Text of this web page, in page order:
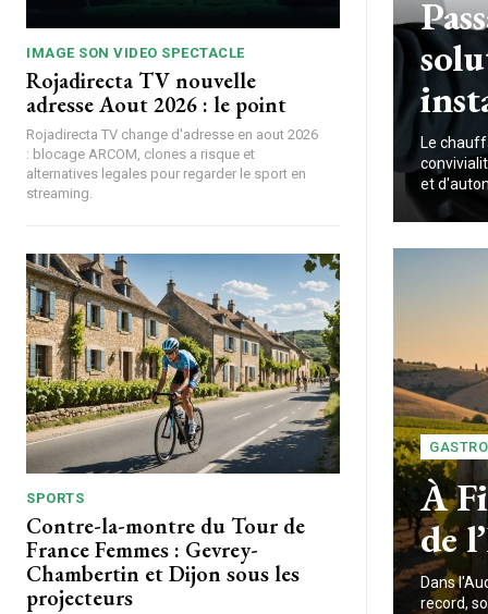
IMAGE SON VIDEO SPECTACLE
Rojadirecta TV nouvelle
adresse Aout 2026 : le point
Rojadirecta TV change d'adresse en aout 2026
: blocage ARCOM, clones a risque et
alternatives legales pour regarder le sport en
streaming.
SPORTS
Contre-la-montre du Tour de
France Femmes : Gevrey-
Chambertin et Dijon sous les
projecteurs
Le
et
À
de
Dans
record,